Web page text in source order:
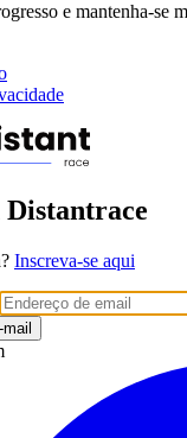
e mantenha-se
Inscreva-se aqui